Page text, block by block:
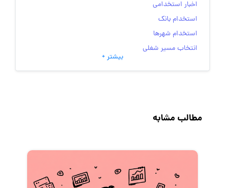
اخبار استخدامی
استخدام بانک
استخدام شهرها
انتخاب مسیر شغلی
به‌روزرسانی‌های سایت (کارجویی)
رزومه
فریلنسر
کارفرمایان
بیشتر +
مطالب مشابه